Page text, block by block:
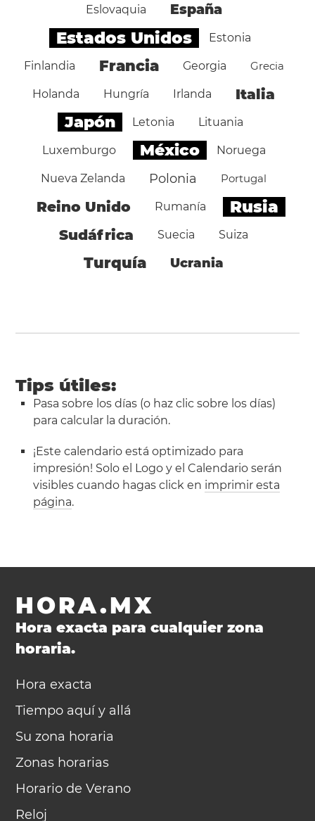
Eslovaquia España
Estados Unidos Estonia
Finlandia Francia Georgia Grecia
Holanda Hungría Irlanda Italia
Japón Letonia Lituania
Luxemburgo México Noruega
Nueva Zelanda Polonia Portugal
Reino Unido Rumanía Rusia
Sudáfrica Suecia Suiza
Turquía Ucrania
Tips útiles:
Pasa sobre los días (o haz clic sobre los días)
para calcular la duración.
¡Este calendario está optimizado para
impresión! Solo el Logo y el Calendario serán
visibles cuando hagas click en imprimir esta
página.
HORA.MX
Hora exacta para cualquier zona
horaria.
Hora exacta
Tiempo aquí y allá
Su zona horaria
Zonas horarias
Horario de Verano
Reloj